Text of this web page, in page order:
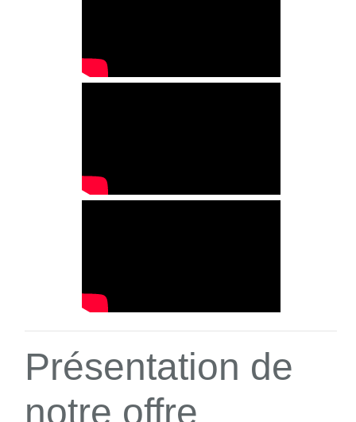
Présentation de
notre offre